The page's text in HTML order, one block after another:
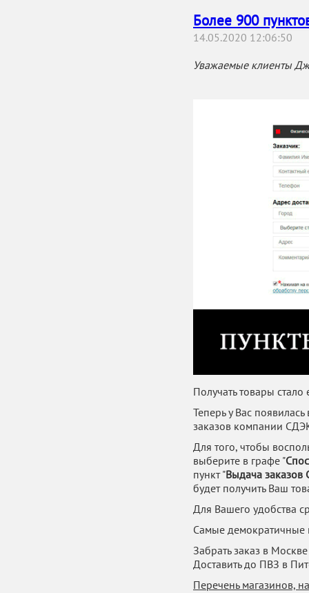
Более 900
14.05.2020 12:06:50
Уважаемые клиенты
Получать товары
Теперь у Вас
заказов компании
Для того, чтобы
выберите в графе "
пункт "Выдача заказов
будет получить Ваш
Для Вашего удобства
Самые
Забрать заказ в
Доставить до ПВЗ в
Перечень магазинов,